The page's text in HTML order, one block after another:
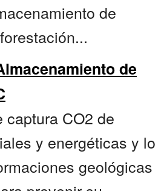
de
de
captura CO2 de
y energéticas y lo
geológicas